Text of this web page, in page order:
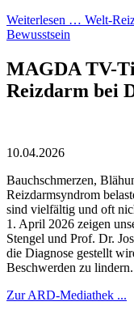
Weiterlesen … Welt-
Bewusstsein
MAGDA TV-
Reizdarm bei
10.04.2026
Bauchschmerzen,
Reizdarmsyndrom
sind vielfältig und oft
1. April 2026 zeigen
Stengel und Prof. Dr.
die Diagnose gestellt
Beschwerden zu
Zur ARD-Mediathek ...